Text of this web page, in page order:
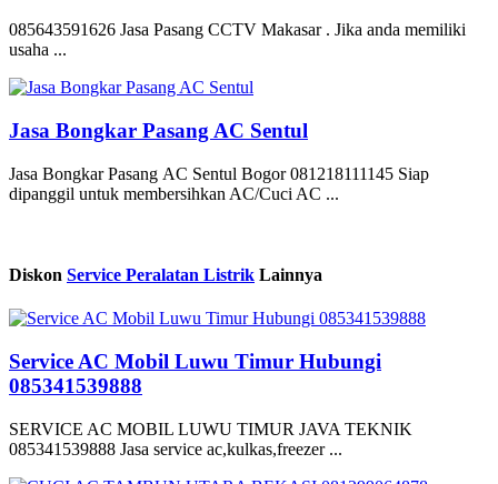
085643591626 Jasa Pasang CCTV Makasar . Jika anda memiliki
usaha ...
Jasa Bongkar Pasang AC Sentul
Jasa Bongkar Pasang AC Sentul Bogor 081218111145 Siap
dipanggil untuk membersihkan AC/Cuci AC ...
Diskon Service Peralatan Listrik Lainnya
Service AC Mobil Luwu Timur Hubungi
085341539888
SERVICE AC MOBIL LUWU TIMUR JAVA TEKNIK
085341539888 Jasa service ac,kulkas,freezer ...